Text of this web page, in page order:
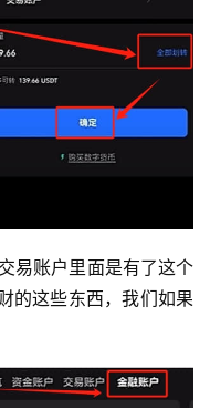
易账户里面是有了这个
的这些东西，我们如果